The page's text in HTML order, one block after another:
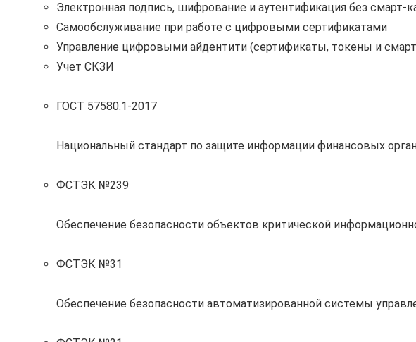
Электронная подпись, шифрование и аутентификация без смарт-
Самообслуживание при работе с цифровыми сертификатами
Управление цифровыми айдентити (сертификаты, токены и
Учет СКЗИ
ГОСТ 57580.1-2017
Национальный стандарт по защите информации финансовых
ФСТЭК №239
Обеспечение безопасности объектов критической
ФСТЭК №31
Обеспечение безопасности автоматизированной системы